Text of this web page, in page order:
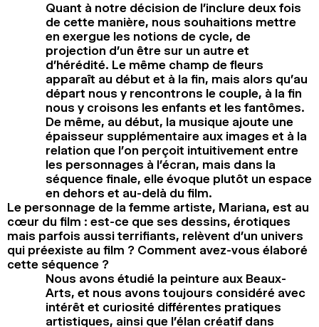
Quant à notre décision de l’inclure deux fois
de cette manière, nous souhaitions mettre
en exergue les notions de cycle, de
projection d’un être sur un autre et
d’hérédité. Le même champ de fleurs
apparaît au début et à la fin, mais alors qu’au
départ nous y rencontrons le couple, à la fin
nous y croisons les enfants et les fantômes.
De même, au début, la musique ajoute une
épaisseur supplémentaire aux images et à la
relation que l’on perçoit intuitivement entre
les personnages à l’écran, mais dans la
séquence finale, elle évoque plutôt un espace
en dehors et au-delà du film.
Le personnage de la femme artiste, Mariana, est au
cœur du film : est-ce que ses dessins, érotiques
mais parfois aussi terrifiants, relèvent d’un univers
qui préexiste au film ? Comment avez-vous élaboré
cette séquence ?
Nous avons étudié la peinture aux Beaux-
Arts, et nous avons toujours considéré avec
intérêt et curiosité différentes pratiques
artistiques, ainsi que l’élan créatif dans